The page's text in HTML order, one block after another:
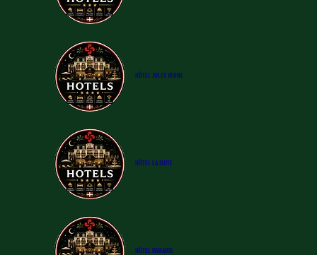
​HÔTEL JULES VERNE
​HÔTEL LA SUITE
​HÔTELKAMARIS